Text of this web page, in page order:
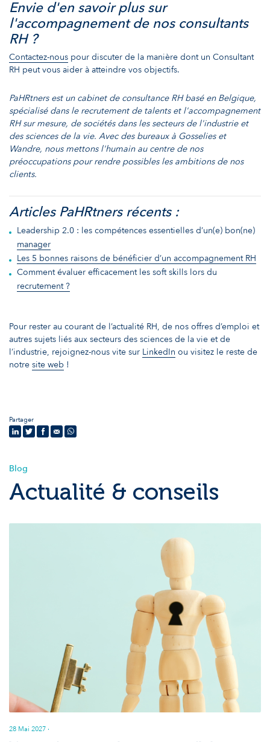
Envie d'en savoir plus sur
l'accompagnement de nos consultants
RH ?
Contactez-nous pour discuter de la manière dont un Consultant
RH peut vous aider à atteindre vos objectifs.
PaHRtners est un cabinet de consultance RH basé en Belgique,
spécialisé dans le recrutement de talents et l'accompagnement
RH sur mesure, de sociétés dans les secteurs de l'industrie et
des sciences de la vie. Avec des bureaux à Gosselies et
Wandre, nous mettons l'humain au centre de nos
préoccupations pour rendre possibles les ambitions de nos
clients.
Articles PaHRtners récents :
Leadership 2.0 : les compétences essentielles d’un(e) bon(ne)
manager
Les 5 bonnes raisons de bénéficier d’un accompagnement RH
Comment évaluer efficacement les soft skills lors du
recrutement ?
Pour rester au courant de l’actualité RH, de nos offres d’emploi et
autres sujets liés aux secteurs des sciences de la vie et de
l’industrie, rejoignez-nous vite sur LinkedIn ou visitez le reste de
notre site web !
Partager
Blog
Actualité & conseils
28 Mai 2027 ·